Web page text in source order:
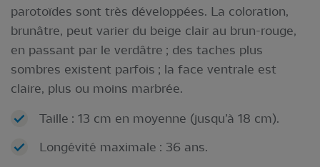
parotoïdes sont très développées. La coloration,
brunâtre, peut varier du beige clair au brun-rouge,
en passant par le verdâtre ; des taches plus
sombres existent parfois ; la face ventrale est
claire, plus ou moins marbrée.
Taille : 13 cm en moyenne (jusqu’à 18 cm).
Longévité maximale : 36 ans.